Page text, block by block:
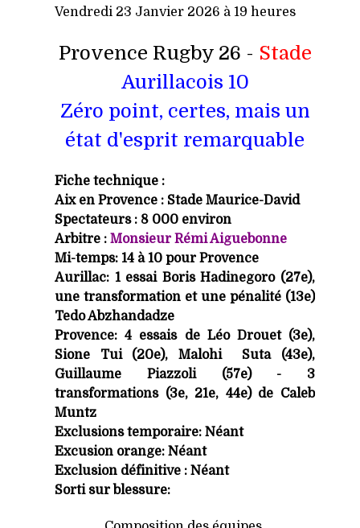
Vendredi 23 Janvier 2026 à 19 heures
Provence Rugby 26 - Stade
Aurillacois 10
Zéro point, certes, mais un
état d'esprit remarquable
Fiche technique :
Aix en Provence : Stade Maurice-David
Spectateurs : 8 000 environ
Arbitre : Monsieur Rémi Aiguebonne
Mi-temps: 14 à 10 pour Provence
Aurillac: 1 essai Boris Hadinegoro (27e),
une transformation et une pénalité (13e)
Tedo Abzhandadze
Provence: 4 essais de Léo Drouet (3e),
Sione Tui (20e), Malohi Suta (43e),
Guillaume Piazzoli (57e) - 3
transformations (3e, 21e, 44e) de Caleb
Muntz
Exclusions temporaire: Néant
Excusion orange: Néant
Exclusion définitive : Néant
Sorti sur blessure: